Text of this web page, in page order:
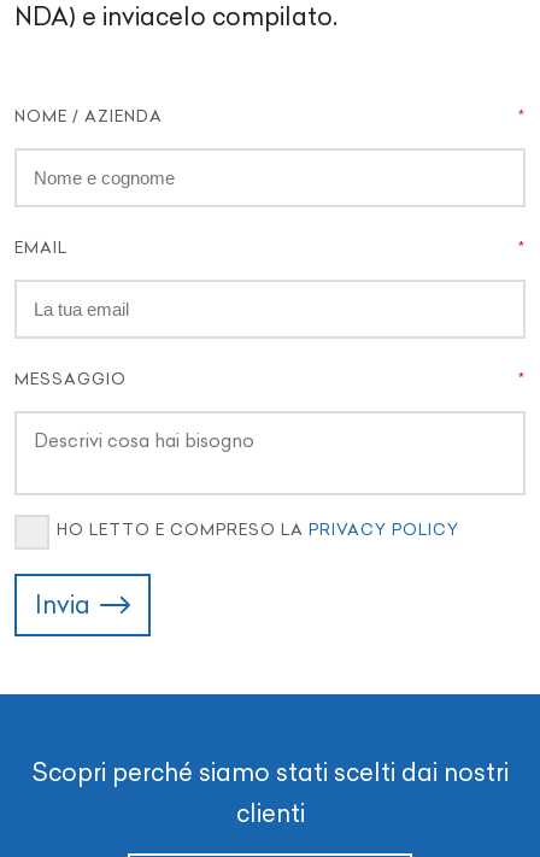
NDA) e inviacelo compilato.
NOME / AZIENDA
EMAIL
MESSAGGIO
HO LETTO E COMPRESO LA PRIVACY POLICY
Invia
Scopri perché siamo stati scelti dai nostri
clienti